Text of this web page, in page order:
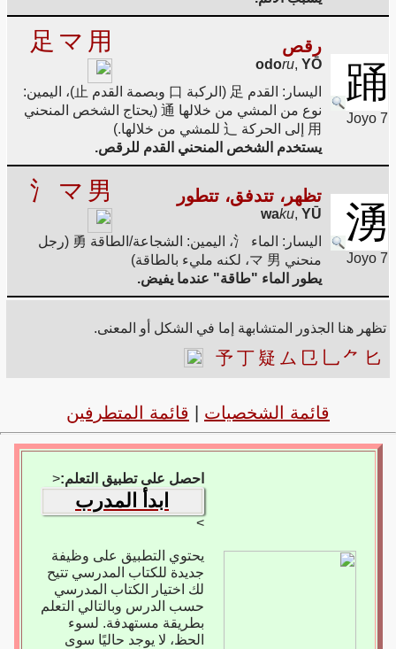
踊
Joyo 7
رقص
odoru, YŌ
足 マ 用
اليسار: القدم 足 (الركبة 口 وبصمة القدم 止)، اليمين:
نوع من المشي من خلالها 通 (يحتاج الشخص المنحني
用 إلى الحركة 辶 للمشي من خلالها.)
يستخدم الشخص المنحني القدم للرقص.
湧
Joyo 7
تظهر، تتدفق، تتطور
waku, YŪ
氵 マ 男
اليسار: الماء 氵، اليمين: الشجاعة/الطاقة 勇 (رجل
منحني マ 男، لكنه مليء بالطاقة)
يطور الماء "طاقة" عندما يفيض.
تظهر هنا الجذور المتشابهة إما في الشكل أو المعنى.
予 丁 疑 ム 㔾 乚 ⺈ 匕
قائمة الشخصيات قائمة المتطرفين
احصل على تطبيق التعلم:<
ابدأ المدرب
>
يحتوي التطبيق على وظيفة
جديدة للكتاب المدرسي تتيح
لك اختيار الكتاب المدرسي
حسب الدرس وبالتالي التعلم
بطريقة مستهدفة. لسوء
الحظ، لا يوجد حاليًا سوى